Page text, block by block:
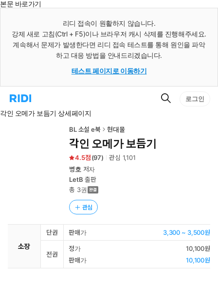
본문 바로가기
리디 접속이 원활하지 않습니다.
강제 새로 고침(Ctrl + F5)이나 브라우저 캐시 삭제를 진행해주세요.
계속해서 문제가 발생한다면 리디 접속 테스트를 통해 원인을 파악
하고 대응 방법을 안내드리겠습니다.
테스트 페이지로 이동하기
리
홈
검
로그인
각인 오메가 보듬기 상세페이지
BL 소설 e북 현대물
각인 오메가 보듬기
4.5 (97) 관심 1,101
병호 저자
LetB 출판
총 3권
관심
소장
단권 판매가 3,300 ~ 3,500원
전권
정가
10,100원
판매가
10,100원